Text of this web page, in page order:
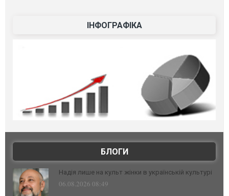
ІНФОГРАФІКА
БЛОГИ
Надія лише на культ жінки в українській культурі
06.08.2026 08:49